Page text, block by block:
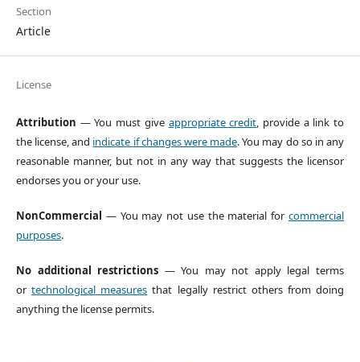
Section
Article
License
Attribution — You must give appropriate credit, provide a link to
the license, and indicate if changes were made. You may do so in any
reasonable manner, but not in any way that suggests the licensor
endorses you or your use.
NonCommercial — You may not use the material forcommercial
purposes.
No additional restrictions — You may not apply legal terms
ortechnological measures that legally restrict others from doing
anything the license permits.